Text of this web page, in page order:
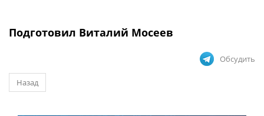
Подготовил Виталий Мосеев
Обсудить
Назад